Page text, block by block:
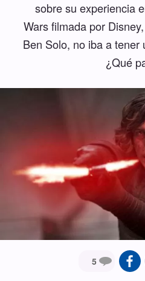
sobre su experiencia
Wars filmada por
Ben Solo, no iba a tener
¿Qué
5